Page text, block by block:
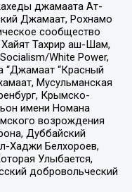
джамаата Ат-
Джамаат, Рохнамо
сообщество
Тахрир аш-Шам,
White Power,
“Джамаат “Красный
Мусульманская
Крымско-
имени Номана
возрождения
Дуббайский
Хаджи Белхороев,
Улыбается,
добровольческий